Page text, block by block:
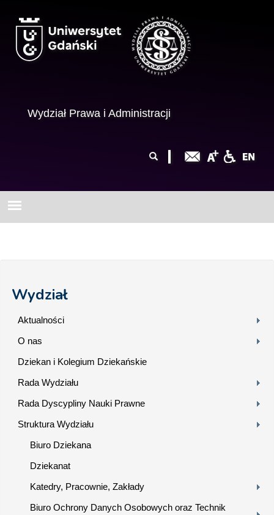
Wydział Prawa i Administracji
wyszukiwania
Wydział
Aktualności
O nas
Dziekan i Kolegium Dziekańskie
Rada Wydziału
Rada Dyscypliny Nauki Prawne
Struktura Wydziału
Biuro Dziekana
Dziekanat
Katedry, Pracownie, Zakłady
Biuro Ochrony Danych Osobowych oraz Technik